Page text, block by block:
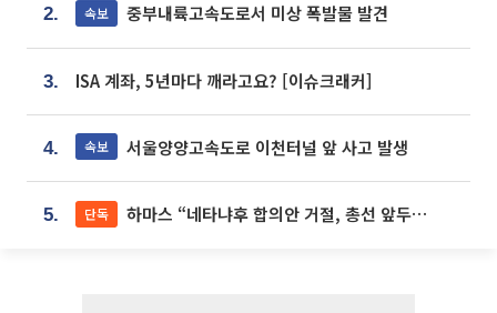
2. 속보 중부내륙고속도로서 미상 폭발물 발견
3. ISA 계좌, 5년마다 깨라고요? [이슈크래커]
4. 속보 서울양양고속도로 이천터널 앞 사고 발생
5. 단독 하마스 “네타냐후 합의안 거절, 총선 앞두고 시간 끌기”